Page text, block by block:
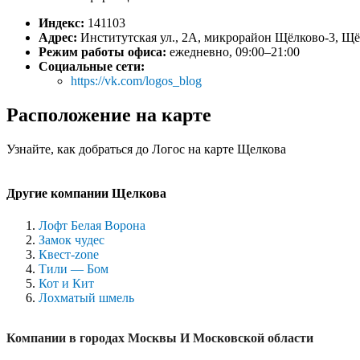
Индекс: 141103
Адрес: Институтская ул., 2А, микрорайон Щёлково-3,
Режим работы офиса: ежедневно, 09:00–21:00
Социальные сети:
https://vk.com/logos_blog
Расположение на карте
Узнайте, как добраться до Логос на карте Щелкова
Другие компании Щелкова
Лофт Белая Ворона
Замок чудес
Квест-zone
Тили — Бом
Кот и Кит
Лохматый шмель
Компании в городах Москвы И Московской области